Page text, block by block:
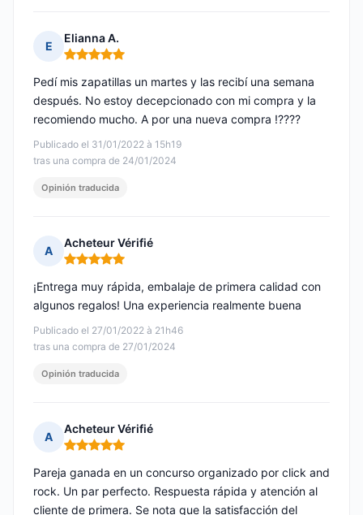
E
Elianna A.
Nota: 5 de 5
Publicado el 31/01/2022 à 15h19
tras una compra de 24/01/2024
Pedí mis zapatillas un martes y las recibí una semana
después. No estoy decepcionado con mi compra y la
recomiendo mucho. A por una nueva compra !????
Opinión traducida
A
Acheteur Vérifié
Nota: 5 de 5
Publicado el 27/01/2022 à 21h46
tras una compra de 27/01/2024
¡Entrega muy rápida, embalaje de primera calidad con
algunos regalos! Una experiencia realmente buena
Opinión traducida
A
Acheteur Vérifié
Nota: 5 de 5
Pareja ganada en un concurso organizado por click and
rock. Un par perfecto. Respuesta rápida y atención al
cliente de primera. Se nota que la satisfacción del